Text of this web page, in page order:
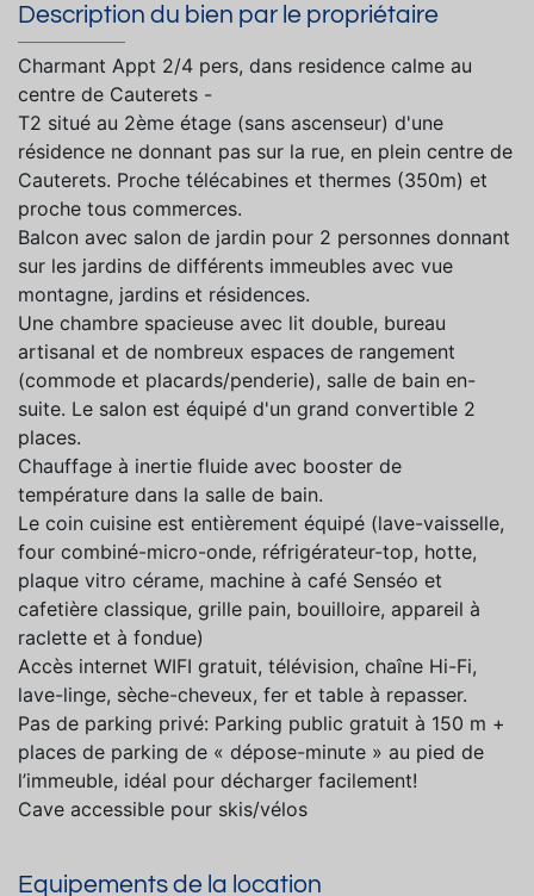
Description du bien par le propriétaire
Charmant Appt 2/4 pers, dans residence calme au
centre de Cauterets -
T2 situé au 2ème étage (sans ascenseur) d'une
résidence ne donnant pas sur la rue, en plein centre de
Cauterets. Proche télécabines et thermes (350m) et
proche tous commerces.
Balcon avec salon de jardin pour 2 personnes donnant
sur les jardins de différents immeubles avec vue
montagne, jardins et résidences.
Une chambre spacieuse avec lit double, bureau
artisanal et de nombreux espaces de rangement
(commode et placards/penderie), salle de bain en-
suite. Le salon est équipé d'un grand convertible 2
places.
Chauffage à inertie fluide avec booster de
température dans la salle de bain.
Le coin cuisine est entièrement équipé (lave-vaisselle,
four combiné-micro-onde, réfrigérateur-top, hotte,
plaque vitro cérame, machine à café Senséo et
cafetière classique, grille pain, bouilloire, appareil à
raclette et à fondue)
Accès internet WIFI gratuit, télévision, chaîne Hi-Fi,
lave-linge, sèche-cheveux, fer et table à repasser.
Pas de parking privé: Parking public gratuit à 150 m +
places de parking de « dépose-minute » au pied de
l’immeuble, idéal pour décharger facilement!
Cave accessible pour skis/vélos
Equipements de la location